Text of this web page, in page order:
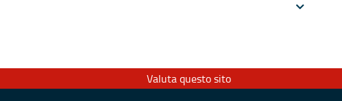
Valuta questo sito